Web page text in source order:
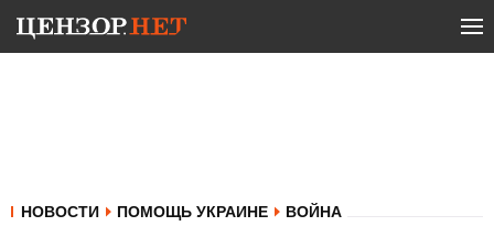
НОВОСТИ ПОМОЩЬ УКРАИНЕ ВОЙНА